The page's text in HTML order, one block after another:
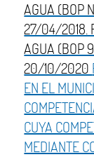
AGUA (BOP
27/04/2018.
AGUA (BOP
20/10/2020
EN EL
CUYA
MEDIANTE